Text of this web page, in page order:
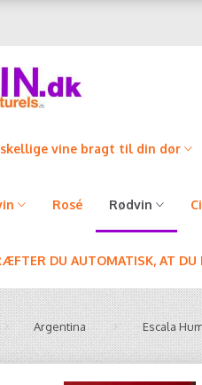
vine bragt til din dør
Rosé Rødvin
DU AUTOMATISK, AT
Argentina Escala